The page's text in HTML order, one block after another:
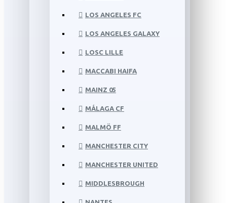
LOS ANGELES FC
LOS ANGELES GALAXY
LOSC LILLE
MACCABI HAIFA
MAINZ 05
MÁLAGA CF
MALMÖ FF
MANCHESTER CITY
MANCHESTER UNITED
MIDDLESBROUGH